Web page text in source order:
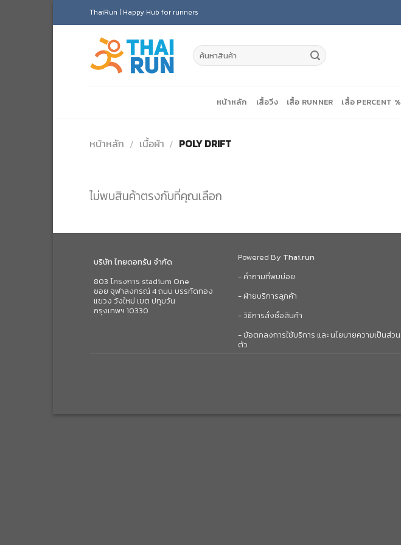
to
ThaiRun | Happy Hub for runners
หน้าหลัก เสื้อวิ่ง เสื้อ RUNNER เสื้อ PERCENT %
หน้าหลัก / เนื้อผ้า / POLY DRIFT
ไม่พบสินค้าตรงกับที่คุณเลือก
บริษัท ไทยดอทรัน จำกัด
803 โครงการ stadium One
ซอย จุฬาลงกรณ์ 4 ถนน บรรทัดทอง
แขวง วังใหม่ เขต ปทุมวัน
กรุงเทพฯ 10330
Powered By Thai.run
- คำถามที่พบบ่อย
- ฝ่ายบริการลูกค้า
- วิธีการสั่งซื้อสินค้า
- ข้อตกลงการใช้บริการ และ นโยบายความเป็นส่วน
ตัว